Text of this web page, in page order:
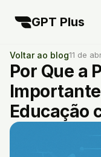
GPT Plus
Voltar ao blog11 de
Por Que a
Educação